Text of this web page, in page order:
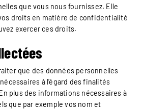
que vous nous fournissez. Elle
droits en matière de confidentialité
exercer ces droits.
que des données personnelles
à l’égard des finalités
plus des informations nécessaires à
que par exemple vos nom et